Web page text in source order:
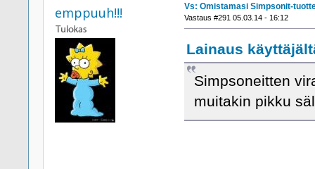
emppuuh!!! Vs: Omistamasi Simpsonit-
Vastaus #291 05.03.14 - 16:12
Lainaus
Simpsoneitten
muitakin pikku